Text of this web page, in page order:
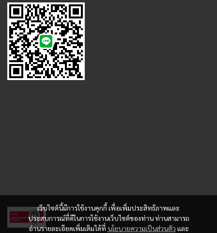
เว็บไซต์นี้มีการใช้งานคุกกี้ เพื่อเพิ่มประสิทธิภาพและ
ประสบการณ์ที่ดีในการใช้งานเว็บไซต์ของท่าน ท่านสามารถ
อ่านรายละเอียดเพิ่มเติมได้ที่ นโยบายความเป็นส่วนตัว และ